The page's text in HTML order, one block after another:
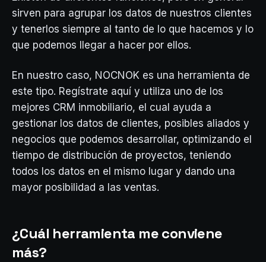
sirven para agrupar los datos de nuestros clientes
y tenerlos siempre al tanto de lo que hacemos y lo
que podemos llegar a hacer por ellos.
En nuestro caso, NOCNOK es una herramienta de
este tipo. Regístrate aquí y utiliza uno de los
mejores CRM inmobiliario, el cual ayuda a
gestionar los datos de clientes, posibles aliados y
negocios que podemos desarrollar, optimizando el
tiempo de distribución de proyectos, teniendo
todos los datos en el mismo lugar y dando una
mayor posibilidad a las ventas.
¿Cuál herramienta me conviene
más?